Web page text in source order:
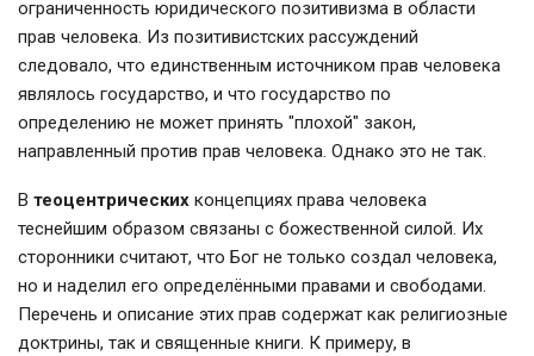
ограниченность юридического позитивизма в области
прав человека. Из позитивистских рассуждений
следовало, что единственным источником прав человека
являлось государство, и что государство по
определению не может принять "плохой" закон,
направленный против прав человека. Однако это не так.
В теоцентрических концепциях права человека
теснейшим образом связаны с божественной силой. Их
сторонники считают, что Бог не только создал человека,
но и наделил его определёнными правами и свободами.
Перечень и описание этих прав содержат как религиозные
доктрины, так и священные книги. К примеру, в